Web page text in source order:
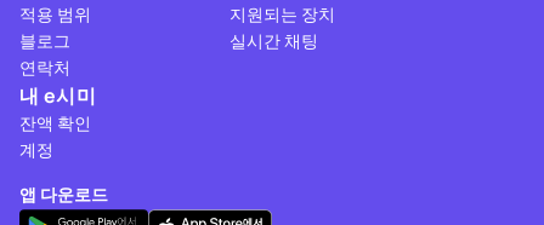
적용 범위
블로그
연락처
지원되는 장치
실시간 채팅
내 e시미
잔액 확인
계정
앱 다운로드